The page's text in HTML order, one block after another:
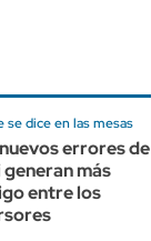
se dice en las mesas
errores de
generan más
entre los